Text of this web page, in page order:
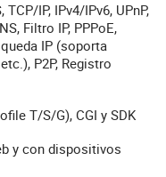
IP, IPv4/IPv6, UPnP,
Filtro IP, PPPoE,
IP (soporta
P2P, Registro
T/S/G), CGI y SDK
y con dispositivos